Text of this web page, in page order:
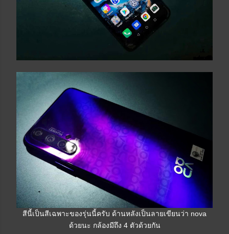
สีนี้เป็นสีเฉพาะของรุ่นนี้ครับ ด้านหลังเป็นลายเขียนว่า nova
ด้วยนะ กล้องมีถึง 4 ตัวด้วยกัน